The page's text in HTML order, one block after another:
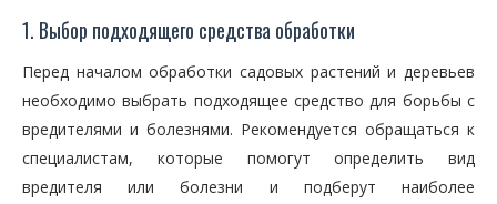
1. Выбор подходящего средства обработки
Перед началом обработки садовых растений и деревьев
необходимо выбрать подходящее средство для борьбы с
вредителями и болезнями. Рекомендуется обращаться к
специалистам, которые помогут определить вид
вредителя или болезни и подберут наиболее